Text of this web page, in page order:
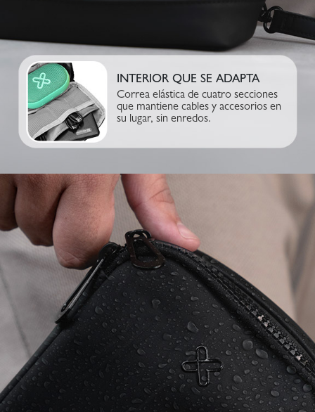
INTERIOR QUE SE ADAPTA
Correa elástica de cuatro secciones
que mantiene cables y accesorios en
su lugar, sin enredos.